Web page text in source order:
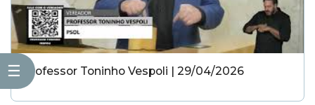
☰ Professor Toninho Vespoli | 29/04/2026